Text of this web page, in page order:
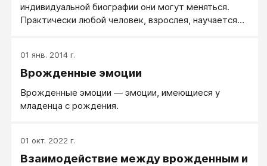
индивидуальной биографии они могут меняться.
Практически любой человек, взрослея, научается
01 янв. 2014 г.
Врожденные эмоции
Врожденные эмоции — эмоции, имеющиеся у
младенца с рождения.
01 окт. 2022 г.
Взаимодействие между врожденным и